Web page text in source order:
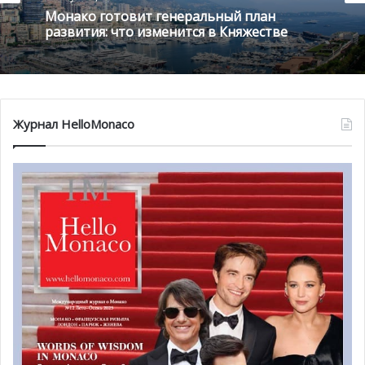
Этот междисциплинарный образовательный проект
проводится каждый год совместно с учебным
подразделением монегасского Балета и при
сотрудничестве Национального управления
образования, молодежи и спорта. В творческой
инициативе также задействована Музыкальная
Академия Монако и Театр Князя Ренье III. Значимую
поддержку крупному образовательному проекту для
детей также оказало Общество Морских Купаний
Монако готовит генеральный план
развития: что изменится в Княжестве
Журнал HelloMonaco